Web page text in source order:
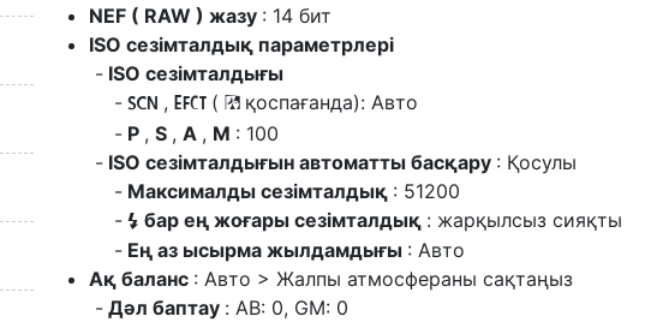
NEF ( RAW ) жазу : 14 бит
ISO сезімталдық параметрлері
ISO сезімталдығы
h , q ( 4 қоспағанда): Авто
P , S , A , M : 100
ISO сезімталдығын автоматты басқару : Қосулы
Максималды сезімталдық : 51200
c бар ең жоғары сезімталдық : жарқылсыз сияқты
Ең аз ысырма жылдамдығы : Авто
Ақ баланс : Авто > Жалпы атмосфераны сақтаңыз
Дәл баптау : AB: 0, GM: 0